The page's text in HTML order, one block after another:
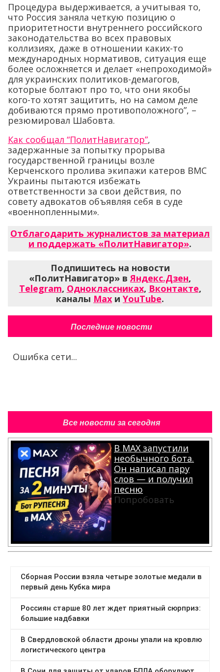
Процедура выдерживается, а учитывая то,
что Россия заняла четкую позицию о
приоритетности внутреннего российского
законодательства во всех правовых
коллизиях, даже в отношении каких-то
международных нормативов, ситуация еще
более осложняется и делает «непроходимой»
для украинских политиков-демагогов,
которые болтают про то, что они якобы
кого-то хотят защитить, но на самом деле
добиваются прямо противоположного”, –
резюмировал Шабовта.
Как сообщал “ПолитНавигатор”,
задержанные за попытку прорыва
государственной границы возле
Керченского пролива экипажи катеров ВМС
Украины пытаются избежать
ответственности за свои действия, по
совету адвокатов объявляя себя в суде
«военнопленными».
Отблагодарить журналистов за материал
и поддержать «ПолитНавигатор».
Подпишитесь на новости
«ПолитНавигатор» вЯндекс.Дзен,
Telegram, Одноклассниках, Вконтакте,
каналы Max и YouTube.
Последние новости
Ошибка сети...
Все новости за сегодня
В MAX запустили
необычного бота.
Он написал пару
слов — и получил
песню
Попробовать